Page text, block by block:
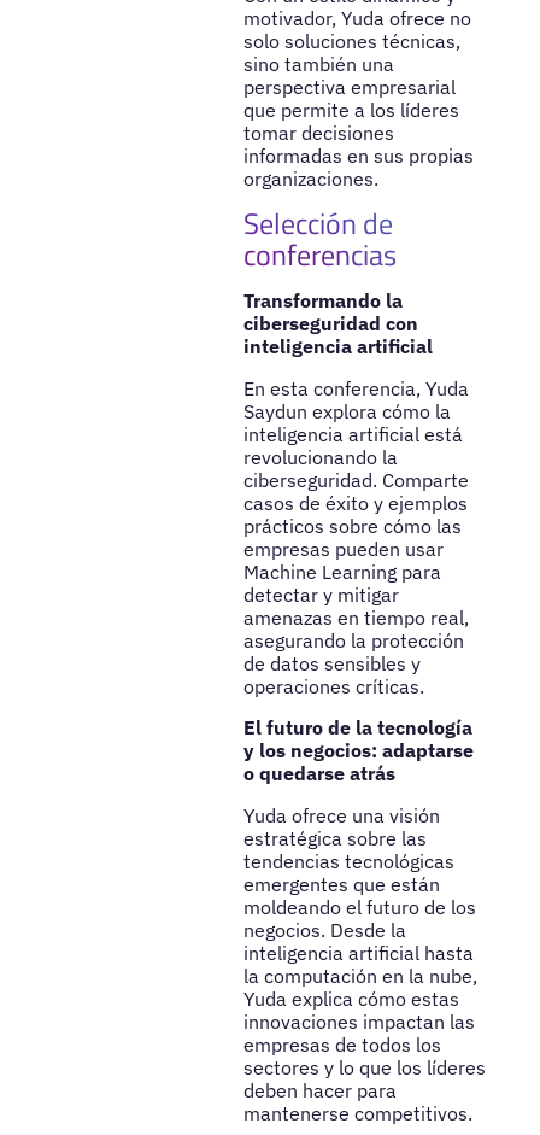
motivador, Yuda ofrece no
solo soluciones técnicas,
sino también una
perspectiva empresarial
que permite a los líderes
tomar decisiones
informadas en sus propias
organizaciones.
Selección de
conferencias
Transformando la
ciberseguridad con
inteligencia artificial
En esta conferencia, Yuda
Saydun explora cómo la
inteligencia artificial está
revolucionando la
ciberseguridad. Comparte
casos de éxito y ejemplos
prácticos sobre cómo las
empresas pueden usar
Machine Learning para
detectar y mitigar
amenazas en tiempo real,
asegurando la protección
de datos sensibles y
operaciones críticas.
El futuro de la tecnología
y los negocios: adaptarse
o quedarse atrás
Yuda ofrece una visión
estratégica sobre las
tendencias tecnológicas
emergentes que están
moldeando el futuro de los
negocios. Desde la
inteligencia artificial hasta
la computación en la nube,
Yuda explica cómo estas
innovaciones impactan las
empresas de todos los
sectores y lo que los líderes
deben hacer para
mantenerse competitivos.